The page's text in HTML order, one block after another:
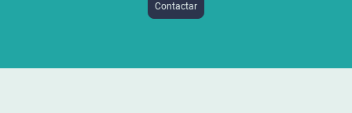
Contactar